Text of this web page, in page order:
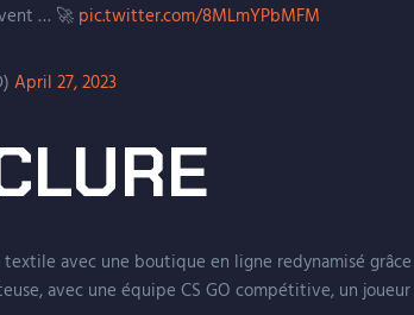
… 🚀 pic.twitter.com/8MLmYPbMFM
April 27, 2023
avec une boutique en ligne redynamisé grâce
avec une équipe CS GO compétitive, un